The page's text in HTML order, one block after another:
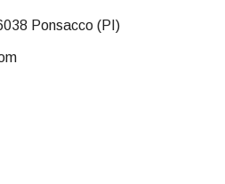
Ponsacco (PI)